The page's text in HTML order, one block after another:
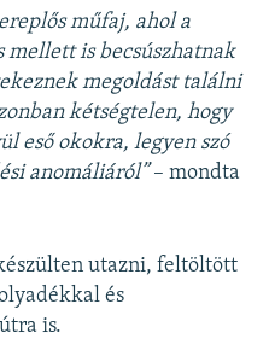
műfaj, ahol a
is becsúszhatnak
megoldást találni
kétségtelen, hogy
eső okokra, legyen szó
anomáliáról”– mondta
utazni, feltöltött
és
is.